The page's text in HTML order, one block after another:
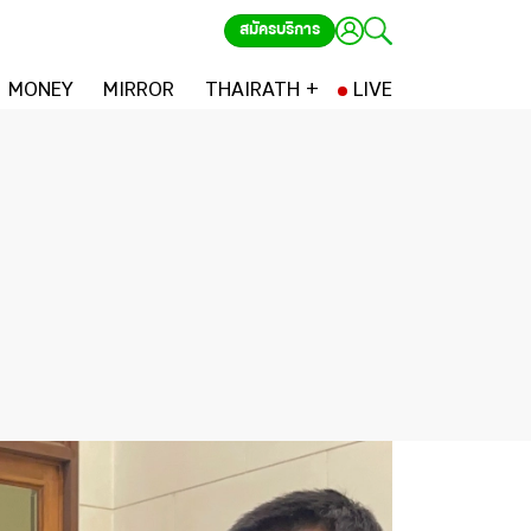
สมัครบริการ
MONEY MIRROR THAIRATH + LIVE